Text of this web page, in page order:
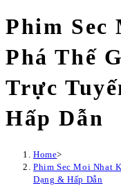
Phim Sec
Phá Thế
Trực
Hấp Dẫn
Home>
Phim Sec Moi Nhat
Dạng & Hấp Dẫn